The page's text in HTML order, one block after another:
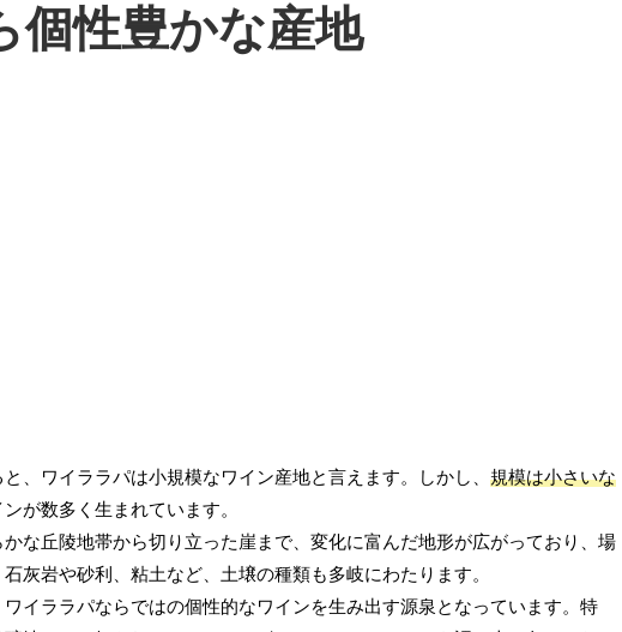
個性豊かな産地
、ワイララパは小規模なワイン産地と言えます。しかし、 規模は小さいな
が数多く生まれています。
な丘陵地帯から切り立った崖まで、変化に富んだ地形が広がっており、場
灰岩や砂利、粘土など、土壌の種類も多岐にわたります。
イララパならではの個性的なワインを生み出す源泉となっています。特